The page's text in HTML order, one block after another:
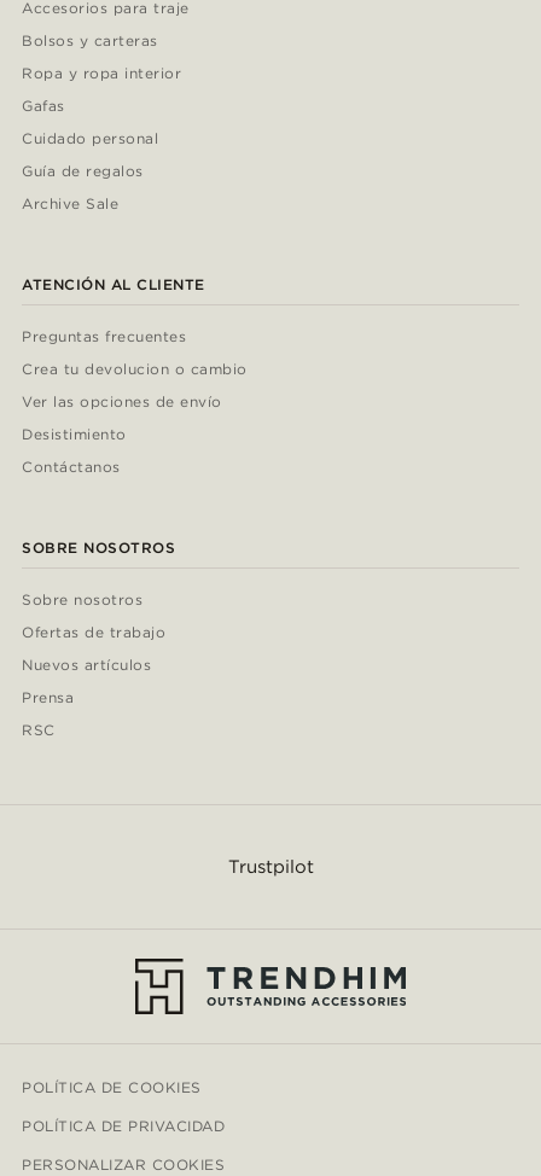
Accesorios para traje
Bolsos y carteras
Ropa y ropa interior
Gafas
Cuidado personal
Guía de regalos
Archive Sale
ATENCIÓN AL CLIENTE
Preguntas frecuentes
Crea tu devolucion o cambio
Ver las opciones de envío
Desistimiento
Contáctanos
SOBRE NOSOTROS
Sobre nosotros
Ofertas de trabajo
Nuevos artículos
Prensa
RSC
Trustpilot
POLÍTICA DE COOKIES
POLÍTICA DE PRIVACIDAD
PERSONALIZAR COOKIES